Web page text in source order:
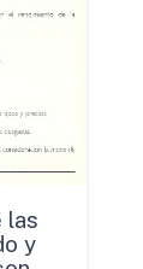
las
y